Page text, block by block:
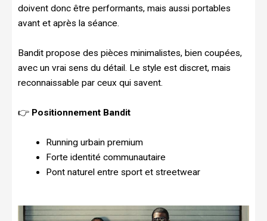
doivent donc être performants, mais aussi portables
avant et après la séance.
Bandit propose des pièces minimalistes, bien coupées,
avec un vrai sens du détail. Le style est discret, mais
reconnaissable par ceux qui savent.
👉 Positionnement Bandit
Running urbain premium
Forte identité communautaire
Pont naturel entre sport et streetwear